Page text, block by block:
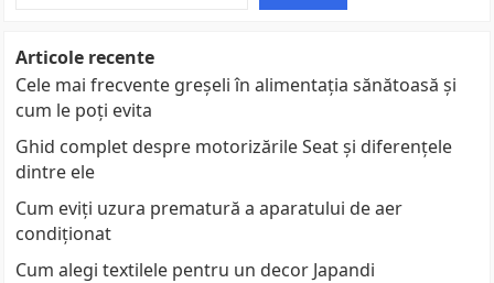
Articole recente
Cele mai frecvente greșeli în alimentația sănătoasă și
cum le poți evita
Ghid complet despre motorizările Seat și diferențele
dintre ele
Cum eviți uzura prematură a aparatului de aer
condiționat
Cum alegi textilele pentru un decor Japandi